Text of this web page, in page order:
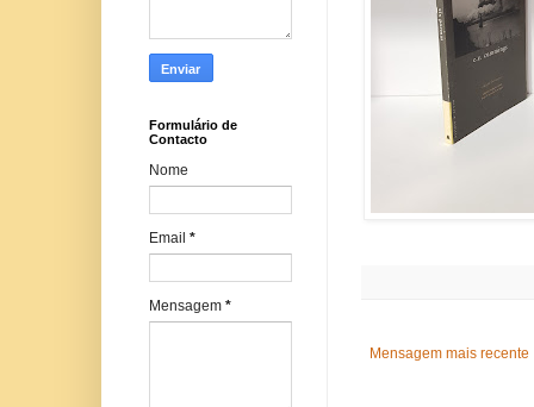
Mensagem mais recente
Formulário de
Contacto
Nome
Email *
Mensagem *